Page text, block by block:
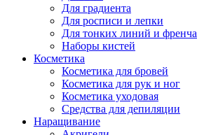
Для градиента
Для росписи и лепки
Для тонких линий и френча
Наборы кистей
Косметика
Косметика для бровей
Косметика для рук и ног
Косметика уходовая
Средства для депиляции
Наращивание